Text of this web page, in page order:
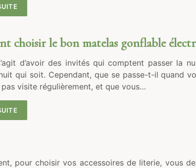
choisir le bon matelas gonflable
d’avoir des invités qui comptent passer la
qui soit. Cependant, que se passe-t-il quand
visite régulièrement, et que vous…
pour choisir vos accessoires de literie, vous